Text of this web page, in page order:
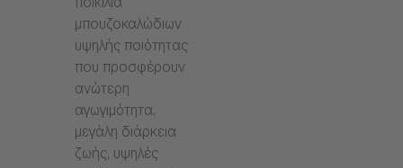
ποικιλία
μπουζοκαλώδιων
υψηλής ποιότητας
που προσφέρουν
ανώτερη
αγωγιμότητα,
μεγάλη διάρκεια
ζωής, υψηλές